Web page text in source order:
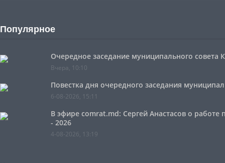
Популярное
Очередное заседание муниципального совета
Вчера, 10:10
Повестка дня очередного заседания
6-08-2026, 15:11
В эфире comrat.md: Сергей Анастасов о
- 2026
4-08-2026, 13:19